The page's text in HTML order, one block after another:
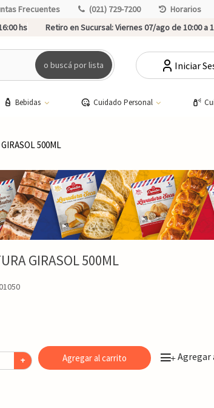
Frecuentes (021) 729-7200
Horarios
hs Retiro en Sucursal:Viernes 07/ago de 10:00 a
o buscá por lista Iniciar
Bebidas Cuidado Personal
500ML
GIRASOL 500ML
+ Agregar al carrito +Agregar